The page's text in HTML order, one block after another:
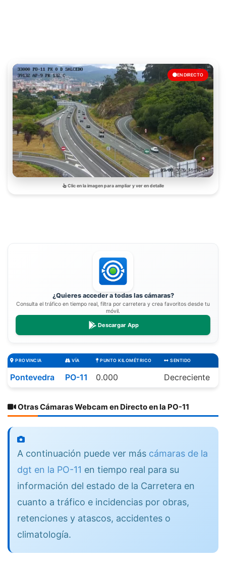
EN DIRECTO
Clic en la imagen para ampliar y ver en detalle
¿Quieres acceder a todas las cámaras?
Consulta el tráfico en tiempo real, filtra por carretera y crea favoritos desde tu
móvil.
Descargar App
PROVINCIA VÍA PUNTO KILOMÉTRICO SENTIDO
Pontevedra PO-11 0.000 Decreciente
Otras Cámaras Webcam en Directo en la PO-11
A continuación puede ver más cámaras de la
dgt en la PO-11 en tiempo real para su
información del estado de la Carretera en
cuanto a tráfico e incidencias por obras,
retenciones y atascos, accidentes o
climatología.